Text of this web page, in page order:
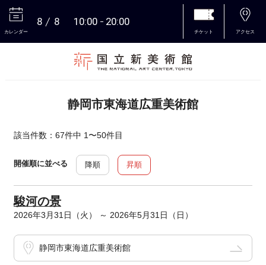
カレンダー
8 8 10:00 20:00
チケット アクセス
静岡市東海道広重美術館
該当件数：67件中 1〜50件目
開催順に並べる 降順 昇順
駿河の景
2026年3月31日（火） ～ 2026年5月31日（日）
静岡市東海道広重美術館